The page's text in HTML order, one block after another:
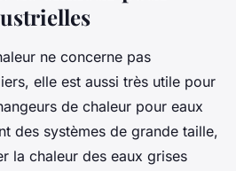
ne concerne pas
elle est aussi très utile pour
de chaleur pour eaux
des systèmes de grande taille,
la chaleur des eaux grises